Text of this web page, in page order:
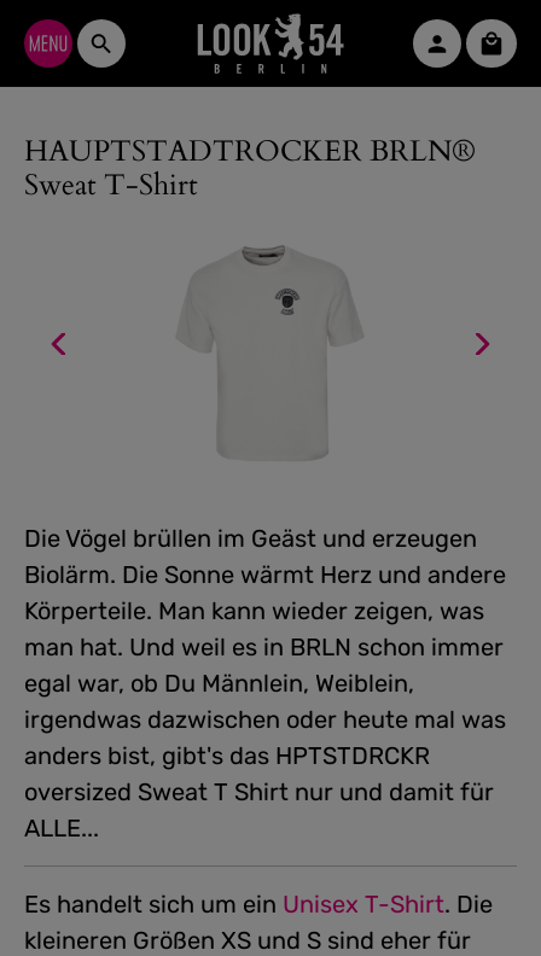
Zum Hauptinhalt springen
HAUPTSTADTROCKER BRLN®
Sweat T-Shirt
Die Vögel brüllen im Geäst und erzeugen
Biolärm. Die Sonne wärmt Herz und andere
Körperteile. Man kann wieder zeigen, was
man hat. Und weil es in BRLN schon immer
egal war, ob Du Männlein, Weiblein,
irgendwas dazwischen oder heute mal was
anders bist, gibt's das HPTSTDRCKR
oversized Sweat T Shirt nur und damit für
ALLE...
Es handelt sich um ein Unisex T-Shirt. Die
kleineren Größen XS und S sind eher für